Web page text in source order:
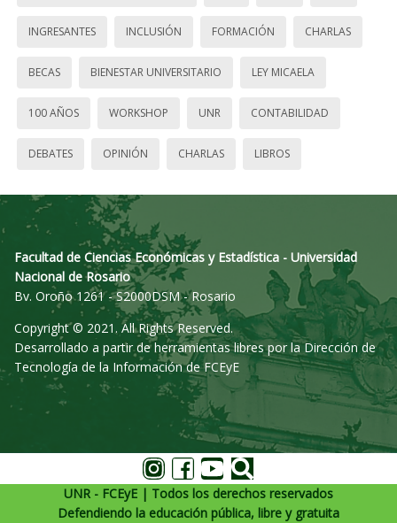
INGRESANTES INCLUSIÓN FORMACIÓN CHARLAS
BECAS BIENESTAR UNIVERSITARIO LEY MICAELA
100 AÑOS WORKSHOP UNR CONTABILIDAD
DEBATES OPINIÓN CHARLAS LIBROS
Facultad de Ciencias Económicas y Estadística - Universidad
Nacional de Rosario
Bv. Oroño 1261 - S2000DSM - Rosario
Copyright © 2021. All Rights Reserved.
Desarrollado a partir de herramientas libres por la Dirección de
Tecnología de la Información de FCEyE
UNR - FCEyE | Todos los derechos reservados
Defendiendo la educación pública, libre y gratuita